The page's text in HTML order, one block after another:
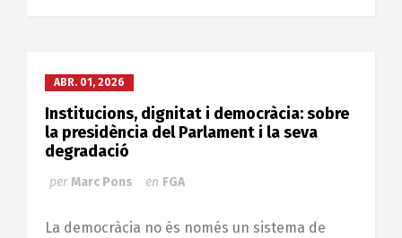
ABR. 01, 2026
Institucions, dignitat i democràcia: sobre
la presidència del Parlament i la seva
degradació
per Marc Pons en FGA
La democràcia no és només un sistema de